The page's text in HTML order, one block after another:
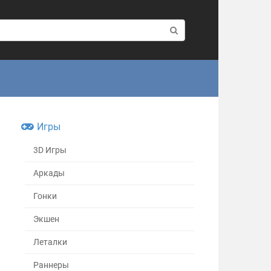
Игры
3D Игры
Аркады
Гонки
Экшен
Леталки
Раннеры